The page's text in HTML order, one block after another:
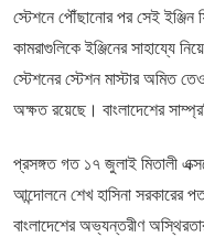
স্টেশনে পৌঁছানোর পর সেই ইঞ্জিন
কামরাগুলিকে ইঞ্জিনের সাহায্যে
স্টেশনের স্টেশন মাস্টার অমিত
অক্ষত রয়েছে। বাংলাদেশের
প্রসঙ্গত গত ১৭ জুলাই মিতালী
আন্দোলনে শেখ হাসিনা সরকারের
বাংলাদেশের অভ্যন্তরীণ